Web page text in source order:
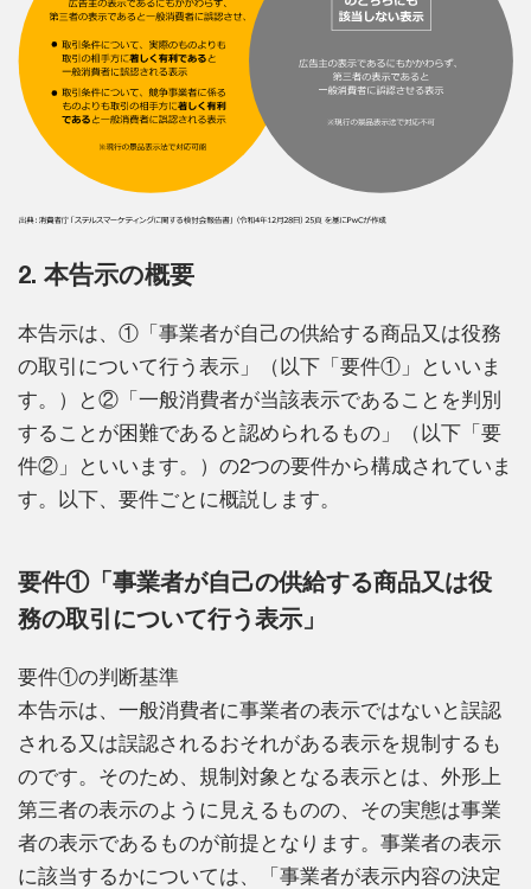
2. 本告示の概要
本告示は、①「事業者が自己の供給する商品又は役務
の取引について行う表示」（以下「要件①」といいま
す。）と②「一般消費者が当該表示であることを判別
することが困難であると認められるもの」（以下「要
件②」といいます。）の2つの要件から構成されていま
す。以下、要件ごとに概説します。
要件①「事業者が自己の供給する商品又は役
務の取引について行う表示」
要件①の判断基準
本告示は、一般消費者に事業者の表示ではないと誤認
される又は誤認されるおそれがある表示を規制するも
のです。そのため、規制対象となる表示とは、外形上
第三者の表示のように見えるものの、その実態は事業
者の表示であるものが前提となります。事業者の表示
に該当するかについては、「事業者が表示内容の決定